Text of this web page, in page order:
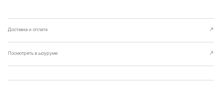
Доставка и оплата ↗
Посмотреть в шоуруме ↗